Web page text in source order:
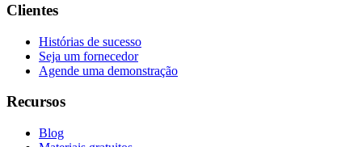
Clientes
Histórias de sucesso
Seja um fornecedor
Agende uma demonstração
Recursos
Blog